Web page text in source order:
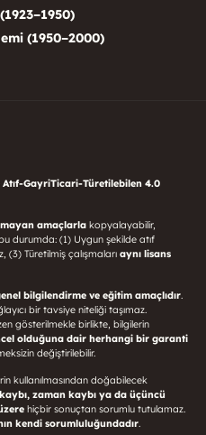
(1950–2000)
Atıf-GayriTicari-Türetilebilen 4.0
amaçlarlakopyalayabilir,
durumda: (1) Uygun şekilde atıf
(3) Türetilmiş çalışmaları aynı lisans
bilgilendirme ve eğitim amaçlıdır.
bir tavsiye niteliği taşımaz.
gösterilmekle birlikte, bilgilerin
olduğuna dair herhangi bir garanti
değiştirilebilir.
kullanılmasından doğabilecek
zaman kaybı ya da üçüncü
hiçbir sonuçtan sorumlu tutulamaz.
kendi sorumluluğundadır.